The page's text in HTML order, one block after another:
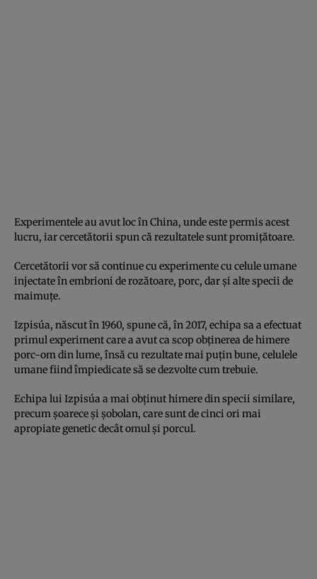
Experimentele au avut loc în China, unde este permis acest
lucru, iar cercetătorii spun că rezultatele sunt promiţătoare.
Cercetătorii vor să continue cu experimente cu celule umane
injectate în embrioni de rozătoare, porc, dar şi alte specii de
maimuţe.
Izpisúa, născut în 1960, spune că, în 2017, echipa sa a efectuat
primul experiment care a avut ca scop obţinerea de himere
porc-om din lume, însă cu rezultate mai puţin bune, celulele
umane fiind împiedicate să se dezvolte cum trebuie.
Echipa lui Izpisúa a mai obţinut himere din specii similare,
precum şoarece şi şobolan, care sunt de cinci ori mai
apropiate genetic decât omul şi porcul.